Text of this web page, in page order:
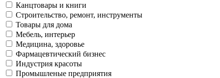
Канцтовары и книги
Строительство, ремонт, инструменты
Товары для дома
Мебель, интерьер
Медицина, здоровье
Фармацевтический бизнес
Индустрия красоты
Промышленые предприятия